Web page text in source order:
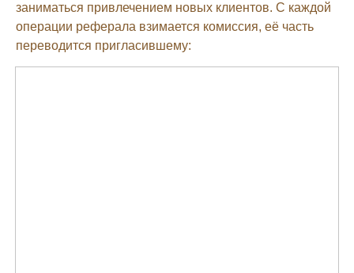
заниматься привлечением новых клиентов. С каждой
операции реферала взимается комиссия, её часть
переводится пригласившему: